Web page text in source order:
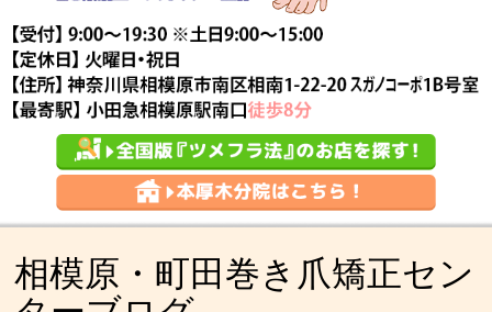
相模原・町田巻き爪矯正セン